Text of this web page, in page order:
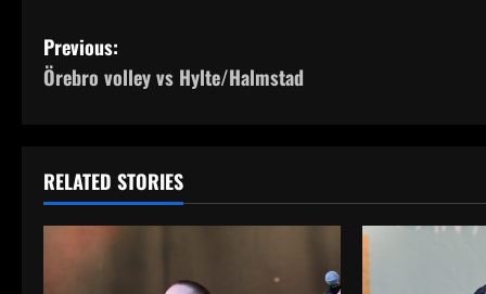
P
o
t
n
a
Previous:
Örebro volley vs Hylte/Halmstad
RELATED STORIES